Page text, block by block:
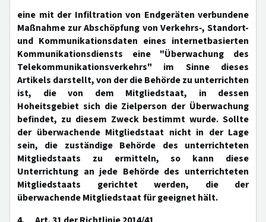
eine mit der Infiltration von Endgeräten verbundene
Maßnahme zur Abschöpfung von Verkehrs‑, Standort-
und Kommunikationsdaten eines internetbasierten
Kommunikationsdiensts eine "Überwachung des
Telekommunikationsverkehrs" im Sinne dieses
Artikels darstellt, von der die Behörde zu unterrichten
ist, die von dem Mitgliedstaat, in dessen
Hoheitsgebiet sich die Zielperson der Überwachung
befindet, zu diesem Zweck bestimmt wurde. Sollte
der überwachende Mitgliedstaat nicht in der Lage
sein, die zuständige Behörde des unterrichteten
Mitgliedstaats zu ermitteln, so kann diese
Unterrichtung an jede Behörde des unterrichteten
Mitgliedstaats gerichtet werden, die der
überwachende Mitgliedstaat für geeignet hält.